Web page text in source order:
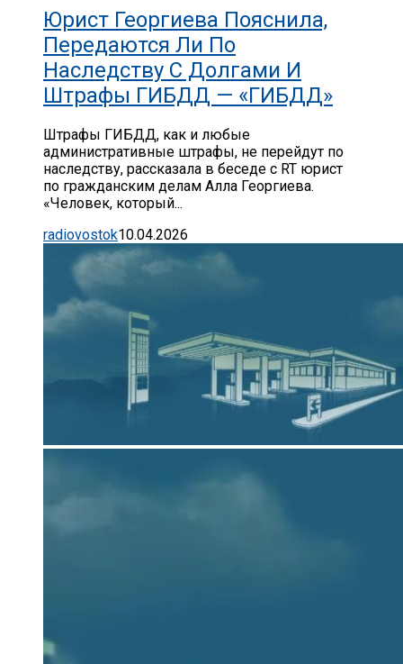
Юрист Георгиева Пояснила,
Передаются Ли По
Наследству С Долгами И
Штрафы ГИБДД — «ГИБДД»
Штрафы ГИБДД, как и любые
административные штрафы, не перейдут по
наследству, рассказала в беседе с RT юрист
по гражданским делам Алла Георгиева.
«Человек, который...
radiovostok10.04.2026